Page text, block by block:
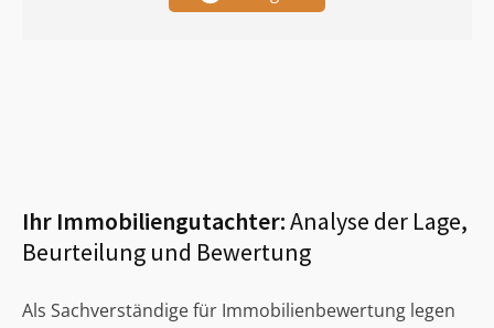
Ihr Immobiliengutachter:Analyse der Lage,
Beurteilung und Bewertung
Als Sachverständige für Immobilienbewertung legen